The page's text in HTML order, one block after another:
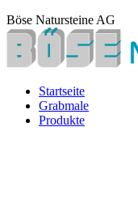
Böse Natursteine AG
Startseite
Grabmale
Produkte